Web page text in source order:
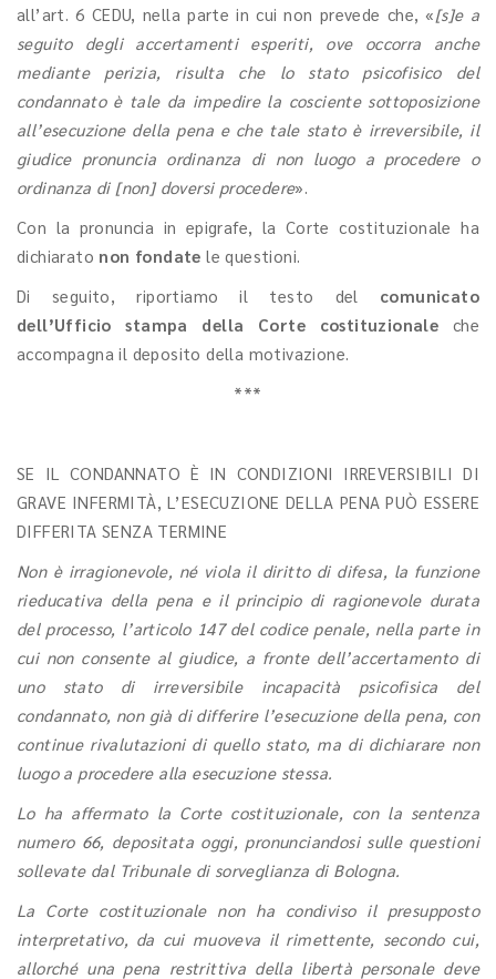
all’art. 6 CEDU, nella parte in cui non prevede che, «[s]e a
seguito degli accertamenti esperiti, ove occorra anche
mediante perizia, risulta che lo stato psicofisico del
condannato è tale da impedire la cosciente sottoposizione
all’esecuzione della pena e che tale stato è irreversibile, il
giudice pronuncia ordinanza di non luogo a procedere o
ordinanza di [non] doversi procedere».
Con la pronuncia in epigrafe, la Corte costituzionale ha
dichiarato non fondate le questioni.
Di seguito, riportiamo il testo del comunicato
dell’Ufficio stampa della Corte costituzionale che
accompagna il deposito della motivazione.
***
SE IL CONDANNATO È IN CONDIZIONI IRREVERSIBILI DI
GRAVE INFERMITÀ, L’ESECUZIONE DELLA PENA PUÒ ESSERE
DIFFERITA SENZA TERMINE
Non è irragionevole, né viola il diritto di difesa, la funzione
rieducativa della pena e il principio di ragionevole durata
del processo, l’articolo 147 del codice penale, nella parte in
cui non consente al giudice, a fronte dell’accertamento di
uno stato di irreversibile incapacità psicofisica del
condannato, non già di differire l’esecuzione della pena, con
continue rivalutazioni di quello stato, ma di dichiarare non
luogo a procedere alla esecuzione stessa.
Lo ha affermato la Corte costituzionale, con la sentenza
numero 66, depositata oggi, pronunciandosi sulle questioni
sollevate dal Tribunale di sorveglianza di Bologna.
La Corte costituzionale non ha condiviso il presupposto
interpretativo, da cui muoveva il rimettente, secondo cui,
allorché una pena restrittiva della libertà personale deve